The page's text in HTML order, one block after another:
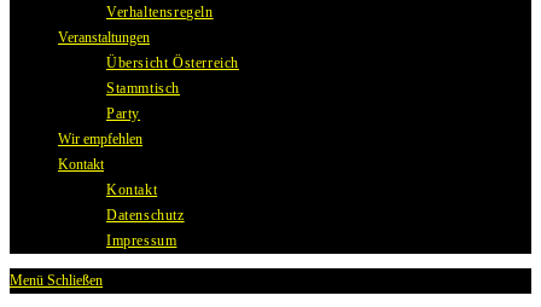
Verhaltensregeln
Veranstaltungen
Übersicht Österreich
Stammtisch
Party
Wir empfehlen
Kontakt
Kontakt
Datenschutz
Impressum
Menü Schließen